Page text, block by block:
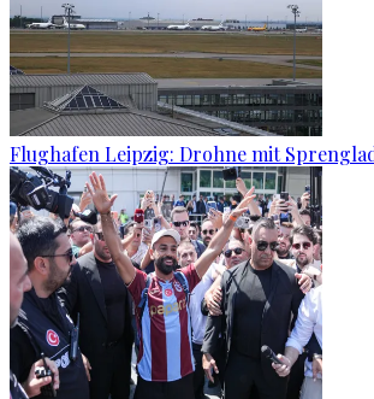
Flughafen Leipzig: Drohne mit